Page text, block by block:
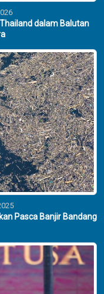
dalam Balutan
Pasca Banjir Bandang